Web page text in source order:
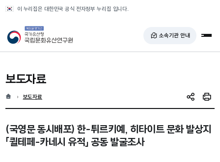
이 누리집은 대한민국 공식 전자정부 누리집 입니다.
국가유산청 국립문화유산연구원 소속기관 안내 전
보도자료
홈 현재 위치
보도자료 SNS 공유인쇄
(국영문 동시배포) 한-튀르키예, 히타이트 문화 발상지
「퀼테페-카네시 유적」 공동 발굴조사